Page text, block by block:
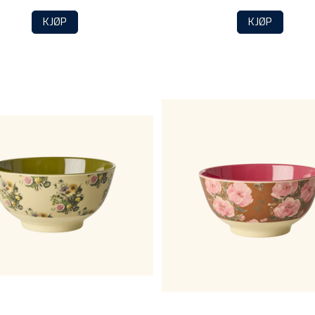
KJØP KJØP